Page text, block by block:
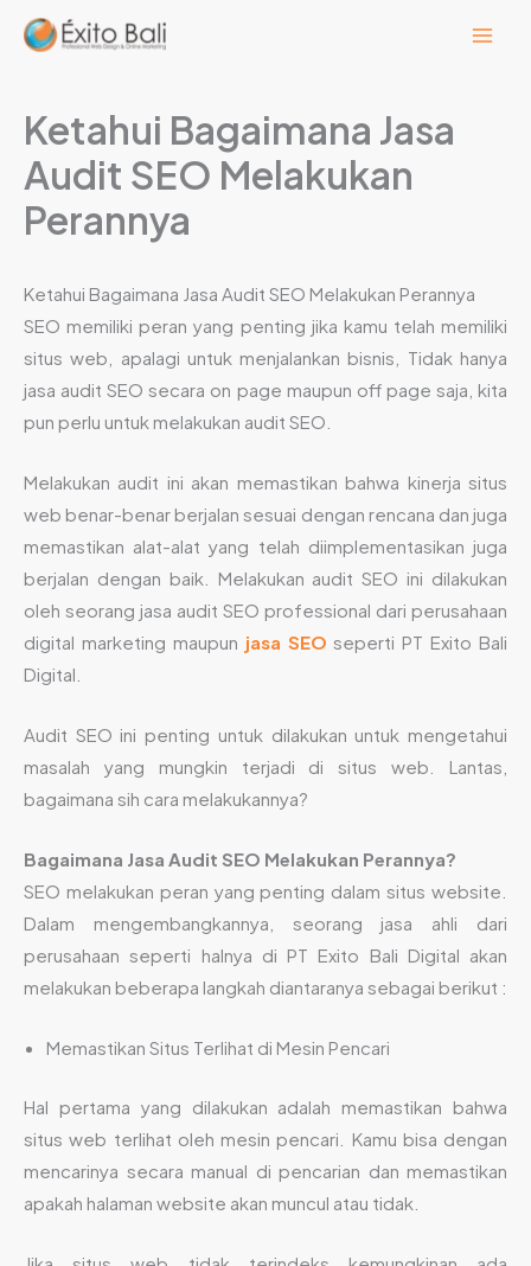
Lewati
Ketahui Bagaimana Jasa
Audit SEO Melakukan
Perannya
Ketahui Bagaimana Jasa Audit SEO Melakukan Perannya
SEO memiliki peran yang penting jika kamu telah memiliki
situs web, apalagi untuk menjalankan bisnis, Tidak hanya
jasa audit SEO secara on page maupun off page saja, kita
pun perlu untuk melakukan audit SEO.
Melakukan audit ini akan memastikan bahwa kinerja situs
web benar-benar berjalan sesuai dengan rencana dan juga
memastikan alat-alat yang telah diimplementasikan juga
berjalan dengan baik. Melakukan audit SEO ini dilakukan
oleh seorang jasa audit SEO professional dari perusahaan
digital marketing maupun jasa SEO seperti PT Exito Bali
Digital.
Audit SEO ini penting untuk dilakukan untuk mengetahui
masalah yang mungkin terjadi di situs web. Lantas,
bagaimana sih cara melakukannya?
Bagaimana Jasa Audit SEO Melakukan Perannya?
SEO melakukan peran yang penting dalam situs website.
Dalam mengembangkannya, seorang jasa ahli dari
perusahaan seperti halnya di PT Exito Bali Digital akan
melakukan beberapa langkah diantaranya sebagai berikut :
Memastikan Situs Terlihat di Mesin Pencari
Hal pertama yang dilakukan adalah memastikan bahwa
situs web terlihat oleh mesin pencari. Kamu bisa dengan
mencarinya secara manual di pencarian dan memastikan
apakah halaman website akan muncul atau tidak.